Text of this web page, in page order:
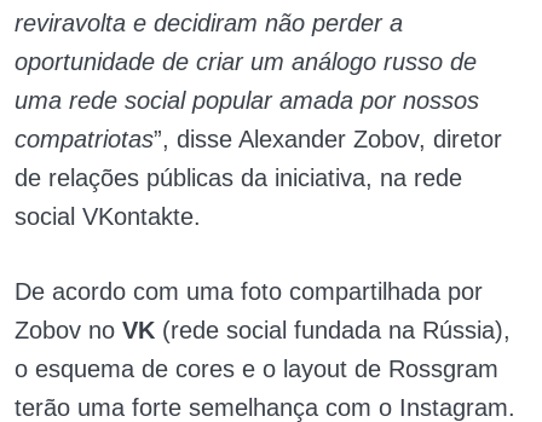
reviravolta e decidiram não perder a
oportunidade de criar um análogo russo de
uma rede social popular amada por nossos
compatriotas”, disse Alexander Zobov, diretor
de relações públicas da iniciativa, na rede
social VKontakte.
De acordo com uma foto compartilhada por
Zobov no VK (rede social fundada na Rússia),
o esquema de cores e o layout de Rossgram
terão uma forte semelhança com o Instagram.